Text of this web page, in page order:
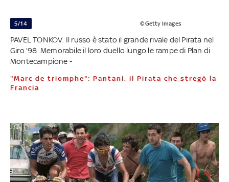
5/14 ©Getty Images
PAVEL TONKOV. Il russo è stato il grande rivale del Pirata nel
Giro '98. Memorabile il loro duello lungo le rampe di Plan di
Montecampione -
"Marc de triomphe": Pantanì, il Pirata che stregò la
Francia